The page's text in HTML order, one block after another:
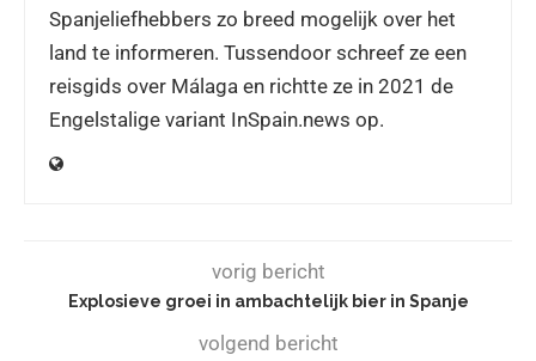
Spanjeliefhebbers zo breed mogelijk over het
land te informeren. Tussendoor schreef ze een
reisgids over Málaga en richtte ze in 2021 de
Engelstalige variant InSpain.news op.
vorig bericht
Explosieve groei in ambachtelijk bier in Spanje
volgend bericht